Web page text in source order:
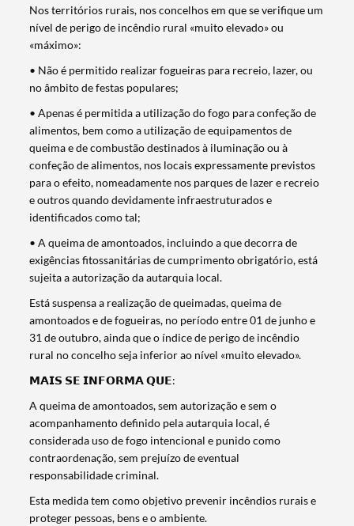
Termo de Pesquisa
Categorias gerais
Nos territórios rurais, nos concelhos em que se verifique um
nível de perigo de incêndio rural «muito elevado» ou
«máximo»:
• Não é permitido realizar fogueiras para recreio, lazer, ou
no âmbito de festas populares;
• Apenas é permitida a utilização do fogo para confeção de
alimentos, bem como a utilização de equipamentos de
queima e de combustão destinados à iluminação ou à
confeção de alimentos, nos locais expressamente previstos
para o efeito, nomeadamente nos parques de lazer e recreio
e outros quando devidamente infraestruturados e
identificados como tal;
• A queima de amontoados, incluindo a que decorra de
exigências fitossanitárias de cumprimento obrigatório, está
sujeita a autorização da autarquia local.
Está suspensa a realização de queimadas, queima de
amontoados e de fogueiras, no período entre 01 de junho e
31 de outubro, ainda que o índice de perigo de incêndio
rural no concelho seja inferior ao nível «muito elevado».
𝗠𝗔𝗜𝗦 𝗦𝗘 𝗜𝗡𝗙𝗢𝗥𝗠𝗔 𝗤𝗨𝗘:
A queima de amontoados, sem autorização e sem o
acompanhamento definido pela autarquia local, é
considerada uso de fogo intencional e punido como
contraordenação, sem prejuízo de eventual
responsabilidade criminal.
Esta medida tem como objetivo prevenir incêndios rurais e
proteger pessoas, bens e o ambiente.